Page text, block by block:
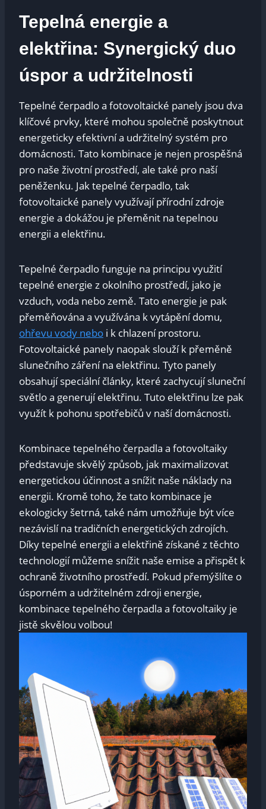
Tepelná energie a
elektřina: Synergický duo
úspor a udržitelnosti
Tepelné čerpadlo a fotovoltaické panely jsou dva
klíčové prvky, které mohou společně poskytnout
energeticky efektivní a udržitelný systém pro
domácnosti. Tato kombinace je nejen prospěšná
pro naše životní prostředí, ale také pro naší
peněženku. Jak tepelné čerpadlo, tak
fotovoltaické panely využívají přírodní zdroje
energie a dokážou je přeměnit na tepelnou
energii a elektřinu.
Tepelné čerpadlo funguje na principu využití
tepelné energie z okolního prostředí, jako je
vzduch, voda nebo země. Tato energie je pak
přeměňována a využívána k vytápění domu,
ohřevu vody nebo i k chlazení prostoru.
Fotovoltaické panely naopak slouží k přeměně
slunečního záření na elektřinu. Tyto panely
obsahují speciální články, které zachycují sluneční
světlo a generují elektřinu. Tuto elektřinu lze pak
využít k pohonu spotřebičů v naší domácnosti.
Kombinace tepelného čerpadla a fotovoltaiky
představuje skvělý způsob, jak maximalizovat
energetickou účinnost a snížit naše náklady na
energii. Kromě toho, že tato kombinace je
ekologicky šetrná, také nám umožňuje být více
nezávislí na tradičních energetických zdrojích.
Díky tepelné energii a elektřině získané z těchto
technologií můžeme snížit naše emise a přispět k
ochraně životního prostředí. Pokud přemýšlíte o
úsporném a udržitelném zdroji energie,
kombinace tepelného čerpadla a fotovoltaiky je
jistě skvělou volbou!